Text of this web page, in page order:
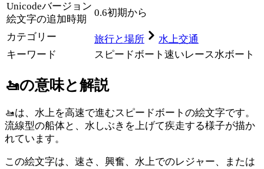
Unicodeバージョン
絵文字の追加時期
0.6初期から
カテゴリー 旅行と場所
水上交通
キーワード
スピードボート 速いレース水ボート
🚤の意味と解説
🚤は、水上を高速で進むスピードボートの絵文字です。
流線型の船体と、水しぶきを上げて疾走する様子が描か
れています。
この絵文字は、速さ、興奮、水上でのレジャー、または